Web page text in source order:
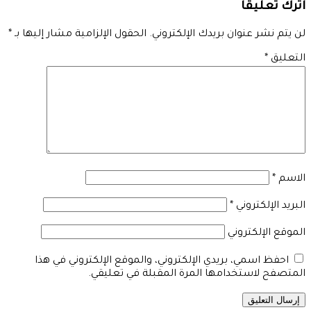
اترك تعليقاً
لن يتم نشر عنوان بريدك الإلكتروني. الحقول الإلزامية مشار إليها بـ *
التعليق *
الاسم *
البريد الإلكتروني *
الموقع الإلكتروني
احفظ اسمي، بريدي الإلكتروني، والموقع الإلكتروني في هذا
المتصفح لاستخدامها المرة المقبلة في تعليقي.